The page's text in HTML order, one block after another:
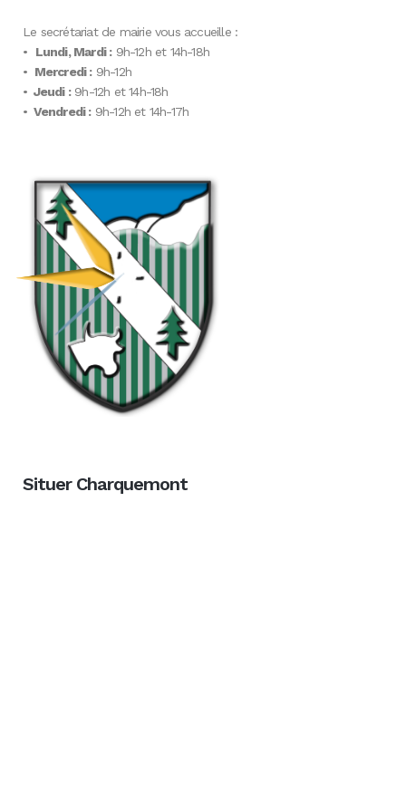
Le secrétariat de mairie vous accueille :
• Lundi, Mardi :9h-12h et 14h-18h
• Mercredi :9h-12h
• Jeudi :9h-12h et 14h-18h
• Vendredi :9h-12h et 14h-17h
Situer Charquemont